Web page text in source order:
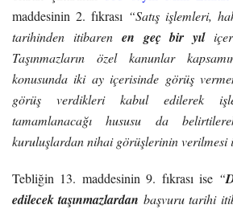
maddesinin 2. fıkrası “Satış işlemleri,
tarihinden itibaren en geç bir yıl
Taşınmazların özel kanunlar
konusunda iki ay içerisinde görüş
görüş verdikleri kabul edilerek
tamamlanacağı hususu da
kuruluşlardan nihai görüşlerinin verilmesi
Tebliğin 13. maddesinin 9. fıkrası ise “
edilecek taşınmazlardan başvuru tarihi